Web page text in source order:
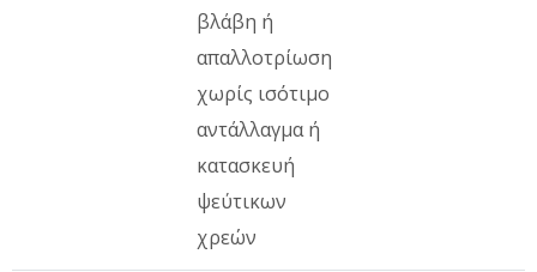
βλάβη ή
απαλλοτρίωση
χωρίς ισότιμο
αντάλλαγμα ή
κατασκευή
ψεύτικων
χρεών